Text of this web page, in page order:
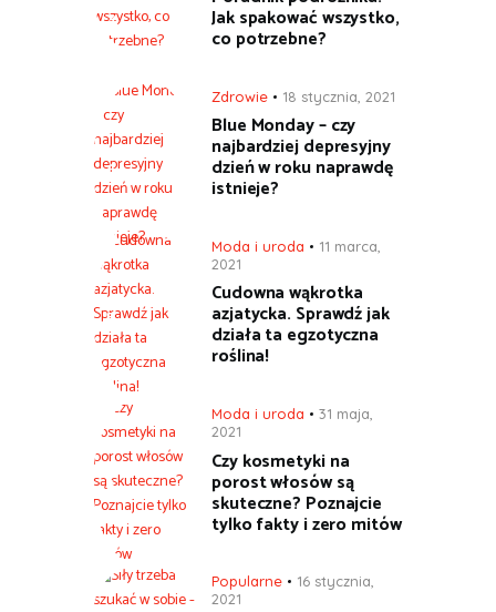
Jak spakować wszystko,
co potrzebne?
Zdrowie 18 stycznia, 2021
Blue Monday – czy
najbardziej depresyjny
dzień w roku naprawdę
istnieje?
Moda i uroda
11 marca,
2021
Cudowna wąkrotka
azjatycka. Sprawdź jak
działa ta egzotyczna
roślina!
Moda i uroda
31 maja,
2021
Czy kosmetyki na
porost włosów są
skuteczne? Poznajcie
tylko fakty i zero mitów
Popularne
16 stycznia,
2021